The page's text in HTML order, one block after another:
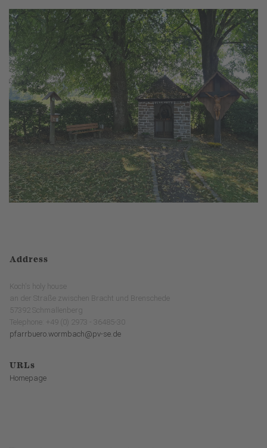
Address
Koch's holy house
an der Straße zwischen Bracht und Brenschede
57392 Schmallenberg
Telephone: +49 (0) 2973 - 36485-30
pfarrbuero.wormbach@pv-se.de
URLs
Homepage